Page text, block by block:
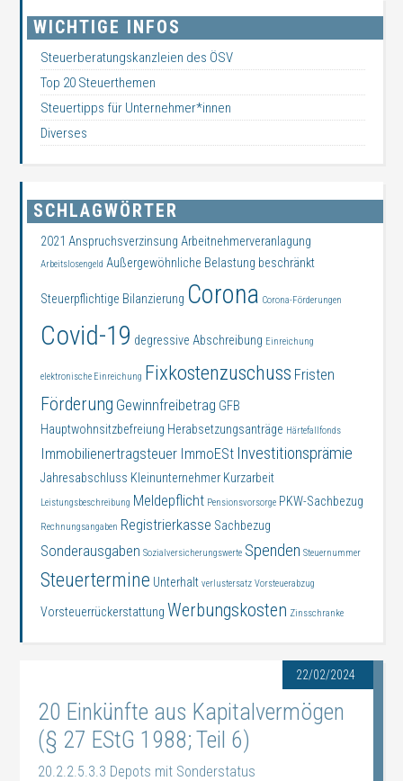
22/02/2024
20 Einkünfte aus Kapitalvermögen
(§ 27 EStG 1988; Teil 6)
20.2.2.5.3.3 Depots mit Sonderstatus
WICHTIGE INFOS
Steuerberatungskanzleien des ÖSV
Top 20 Steuerthemen
Steuertipps für Unternehmer*innen
Diverses
SCHLAGWÖRTER
2021 Anspruchsverzinsung Arbeitnehmerveranlagung
Arbeitslosengeld Außergewöhnliche Belastung beschränkt
Steuerpflichtige Bilanzierung Corona Corona-Förderungen
Covid-19 degressive Abschreibung Einreichung
elektronische Einreichung Fixkostenzuschuss Fristen
Förderung Gewinnfreibetrag GFB
Hauptwohnsitzbefreiung Herabsetzungsanträge Härtefallfonds
Immobilienertragsteuer ImmoESt Investitionsprämie
Jahresabschluss Kleinunternehmer Kurzarbeit
Leistungsbeschreibung Meldepflicht Pensionsvorsorge PKW-Sachbezug
Rechnungsangaben Registrierkasse Sachbezug
Sonderausgaben Sozialversicherungswerte Spenden Steuernummer
Steuertermine Unterhalt verlustersatz Vorsteuerabzug
Vorsteuerrückerstattung Werbungskosten Zinsschranke